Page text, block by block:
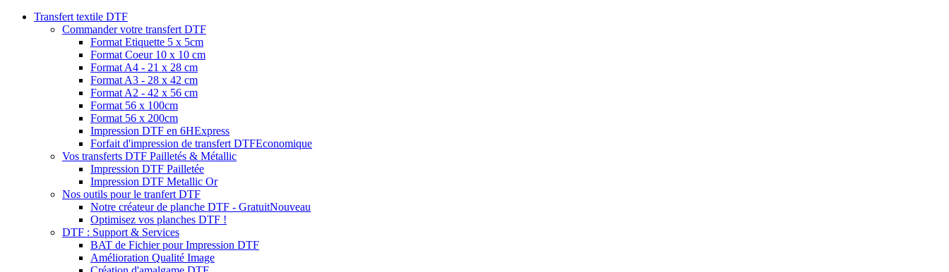
Transfert textile DTF
Commander votre transfert DTF
Format Etiquette 5 x 5cm
Format Coeur 10 x 10 cm
Format A4 - 21 x 28 cm
Format A3 - 28 x 42 cm
Format A2 - 42 x 56 cm
Format 56 x 100cm
Format 56 x 200cm
Impression DTF en 6HExpress
Forfait d'impression de transfert DTFEconomique
Vos transferts DTF Pailletés & Métallic
Impression DTF Pailletée
Impression DTF Metallic Or
Nos outils pour le tranfert DTF
Notre créateur de planche DTF - GratuitNouveau
Optimisez vos planches DTF !
DTF : Support & Services
BAT de Fichier pour Impression DTF
Amélioration Qualité Image